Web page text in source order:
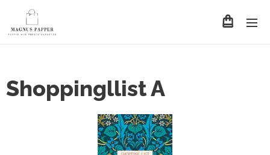
Shoppingllist A